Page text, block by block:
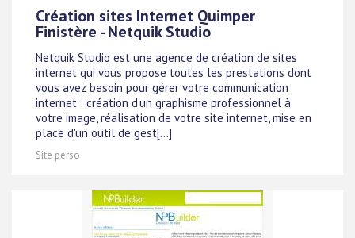
Création sites Internet Quimper
Finistère - Netquik Studio
Netquik Studio est une agence de création de sites
internet qui vous propose toutes les prestations dont
vous avez besoin pour gérer votre communication
internet : création d'un graphisme professionnel à
votre image, réalisation de votre site internet, mise en
place d'un outil de gest[...]
Site perso